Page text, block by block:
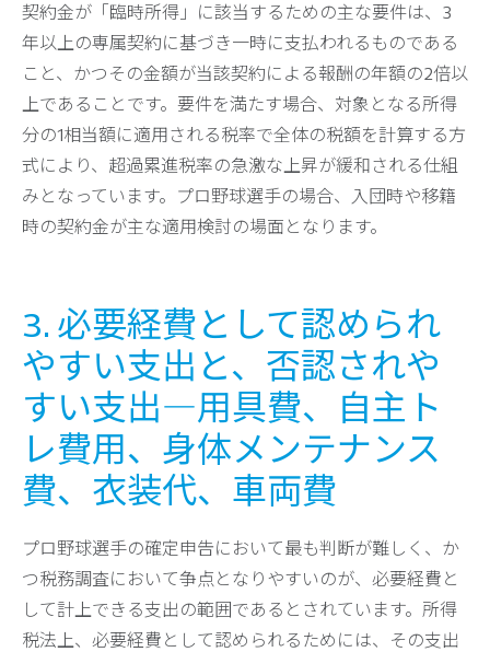
契約金が「臨時所得」に該当するための主な要件は、3
年以上の専属契約に基づき一時に支払われるものである
こと、かつその金額が当該契約による報酬の年額の2倍以
上であることです。要件を満たす場合、対象となる所得
分の1相当額に適用される税率で全体の税額を計算する方
式により、超過累進税率の急激な上昇が緩和される仕組
みとなっています。プロ野球選手の場合、入団時や移籍
時の契約金が主な適用検討の場面となります。
3. 必要経費として認められ
やすい支出と、否認されや
すい支出―用具費、自主ト
レ費用、身体メンテナンス
費、衣装代、車両費
プロ野球選手の確定申告において最も判断が難しく、か
つ税務調査において争点となりやすいのが、必要経費と
して計上できる支出の範囲であるとされています。所得
税法上、必要経費として認められるためには、その支出